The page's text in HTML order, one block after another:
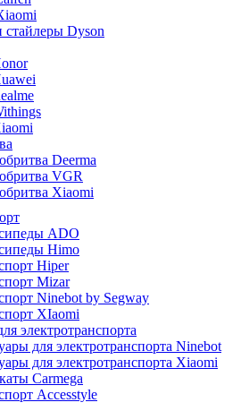
Dyson
Deerma
VGR
Xiaomi
ADO
Himo
Hiper
Mizar
Ninebot by Segway
XIaomi
электротранспорта
для электротранспорта Ninebot
для электротранспорта Xiaomi
Carmega
Accesstyle